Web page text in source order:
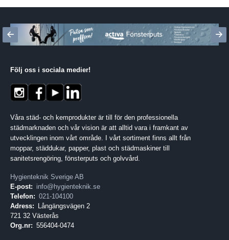
Följ oss i sociala medier!
Våra städ- och kemprodukter är till för den professionella
städmarknaden och vår vision är att alltid vara i framkant av
utvecklingen inom vårt område. I vårt sortiment finns allt från
moppar, städdukar, papper, plast och städmaskiner till
sanitetsrengöring, fönsterputs och golvvård.
Hygienteknik Sverige AB
E-post: info@hygienteknik.se
Telefon: 021-104100
Adress:
Långängsvägen 2
721 32 Västerås
Org.nr: 556404-0474